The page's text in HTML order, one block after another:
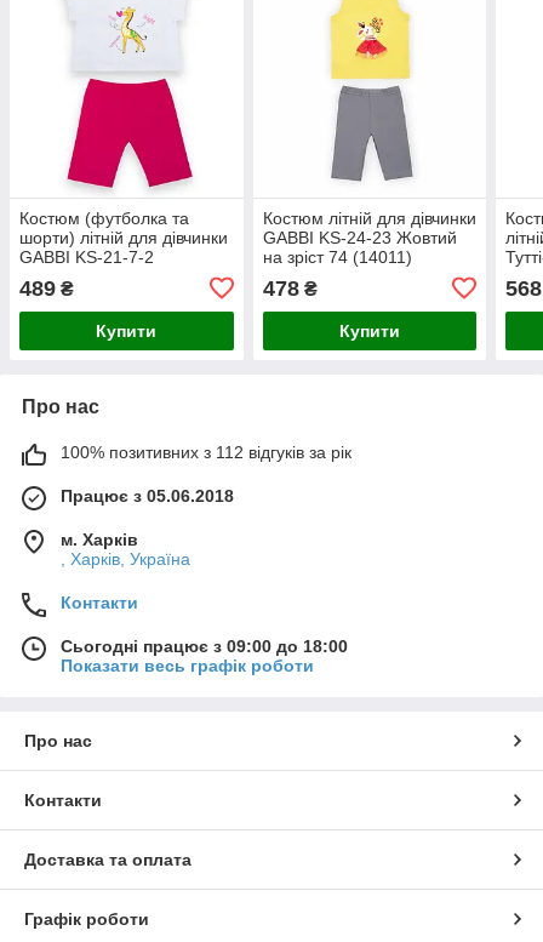
Костюм (футболка та
шорти) літній для дівчинки
GABBI KS-21-7-2
(12644)
489 ₴
Купити
Костюм літній для дівчинки
GABBI KS-24-23 Жовтий
на зріст 74 (14011)
478₴
Купити
568
Про нас
100% позитивних з 112 відгуків за рік
Працює з 05.06.2018
м. Харків
, Харків, Україна
Контакти
Сьогодні працює з 09:00 до 18:00
Показати весь графік роботи
Про нас
Контакти
Доставка та оплата
Графік роботи